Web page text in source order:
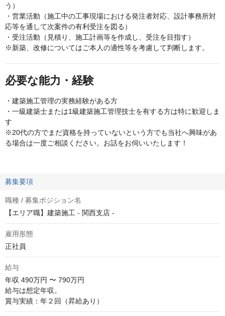
う）
・営業活動（施工中の工事現場における発注者対応、設計事務所対
応等を通して次案件の有利受注を図る）
・受注活動（見積り、施工計画等を作成し、受注を目指す）
※新築、改修についてはご本人の適性等を考慮して判断します。
必要な能力・経験
・建築施工管理の実務経験がある方
・一級建築士または1級建築施工管理技士を有する方は特に歓迎しま
す
※20代の方でまだ資格を持っていないという方でも当社へ興味があ
る場合は一度ご相談ください。お話をお伺いいたします！
募集要項
職種 / 募集ポジション名
【エリア職】建築施工 - 関西支店 -
雇用形態
正社員
給与
年収 490万円 〜 790万円
給与は想定年収。
賞与実績：年２回（昇給あり）